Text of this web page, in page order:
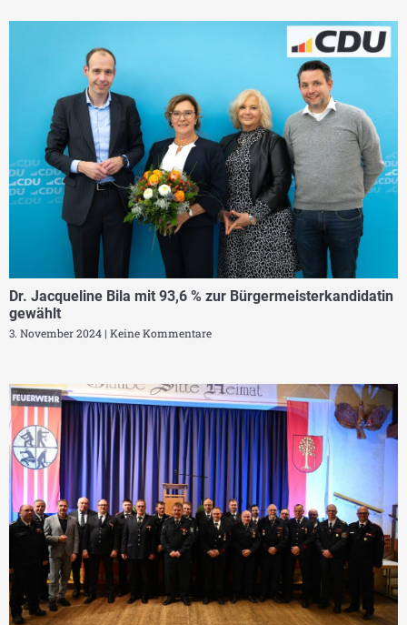
Dr. Jacqueline Bila mit 93,6 % zur Bürgermeisterkandidatin
gewählt
3. November 2024 Keine Kommentare